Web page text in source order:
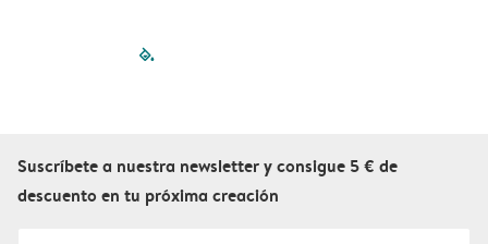
filled-pagination
Suscríbete a nuestra newsletter y consigue 5 € de
descuento en tu próxima creación